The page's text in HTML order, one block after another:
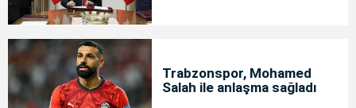
Trabzonspor, Mohamed
Salah ile anlaşma sağladı